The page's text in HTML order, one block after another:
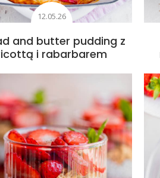
12.05.26
and butter pudding z
i rabarbarem